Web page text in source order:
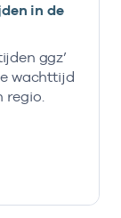
in de
ggz’
wachttijd
regio.